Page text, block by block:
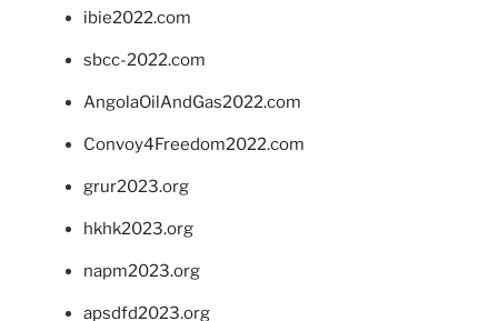
ibie2022.com
sbcc-2022.com
AngolaOilAndGas2022.com
Convoy4Freedom2022.com
grur2023.org
hkhk2023.org
napm2023.org
apsdfd2023.org